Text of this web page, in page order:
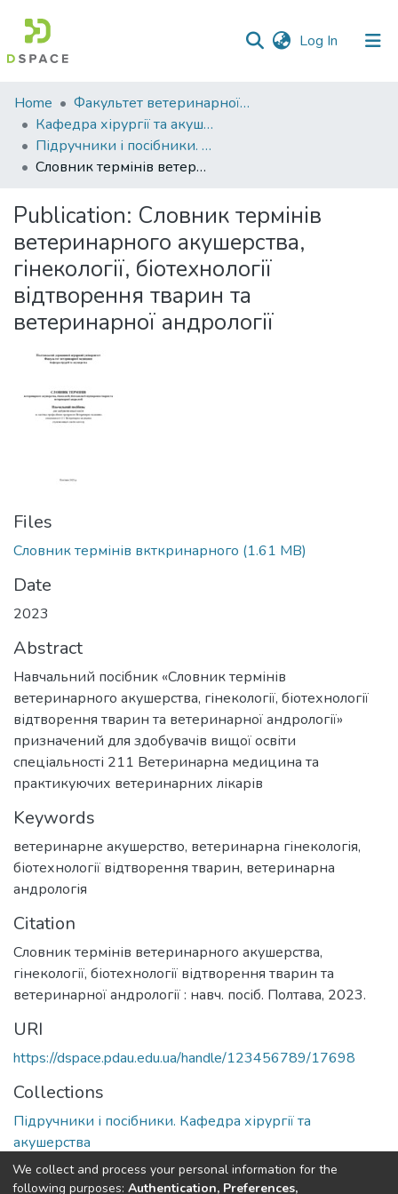
Log In (current)
Communities
&
Collections
Statistics
Home
Факультет ветеринарної медицини
Кафедра хірургії та акушерства
Підручники і посібники. Кафедра хірургії та акушерства
Словник термінів ветеринарного акушерства, гінекології, біотехнології відтворення тварин та ветеринарної андрології
Publication: Словник термінів
ветеринарного акушерства,
гінекології, біотехнології
відтворення тварин та
ветеринарної андрології
Files
Словник термінів вкткринарного (1.61 MB)
Date
2023
Abstract
Навчальний посібник «Словник термінів
ветеринарного акушерства, гінекології, біотехнології
відтворення тварин та ветеринарної андрології»
призначений для здобувачів вищої освіти
спеціальності 211 Ветеринарна медицина та
практикуючих ветеринарних лікарів
Keywords
ветеринарне акушерство, ветеринарна гінекологія,
біотехнології відтворення тварин, ветеринарна
андрологія
Citation
Словник термінів ветеринарного акушерства,
гінекології, біотехнології відтворення тварин та
ветеринарної андрології : навч. посіб. Полтава, 2023.
URI
https://dspace.pdau.edu.ua/handle/123456789/17698
Collections
Підручники і посібники. Кафедра хірургії та
акушерства
Full item page
We collect and process your personal information for the
following purposes: Authentication, Preferences,